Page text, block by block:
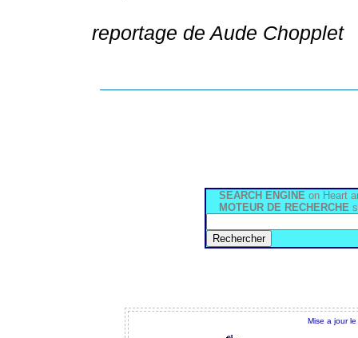
reportage de Aude Chopplet
SEARCH ENGINE on Heart
MOTEUR DE RECHERCHE
Mise a jour le